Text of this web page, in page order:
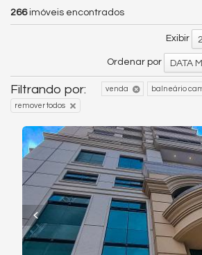
266imóveis encontrados
Exibir
Ordenar por DATA
Filtrando por: venda balneário
remover todos